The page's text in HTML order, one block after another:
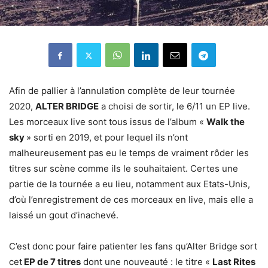
Afin de pallier à l’annulation complète de leur tournée
2020, ALTER BRIDGE a choisi de sortir, le 6/11 un EP live.
Les morceaux live sont tous issus de l’album « Walk the
sky » sorti en 2019, et pour lequel ils n’ont
malheureusement pas eu le temps de vraiment rôder les
titres sur scène comme ils le souhaitaient. Certes une
partie de la tournée a eu lieu, notamment aux Etats-Unis,
d’où l’enregistrement de ces morceaux en live, mais elle a
laissé un gout d’inachevé.
C’est donc pour faire patienter les fans qu’Alter Bridge sort
cet EP de 7 titres dont une nouveauté : le titre « Last Rites